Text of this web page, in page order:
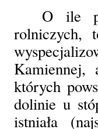
O ile
rolniczych,
których
dolinie u
istniała